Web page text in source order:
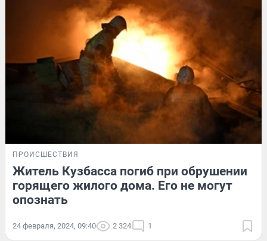
ПРОИСШЕСТВИЯ
Житель Кузбасса погиб при обрушении
горящего жилого дома. Его не могут
опознать
24 февраля, 2024, 09:40 2 324 1